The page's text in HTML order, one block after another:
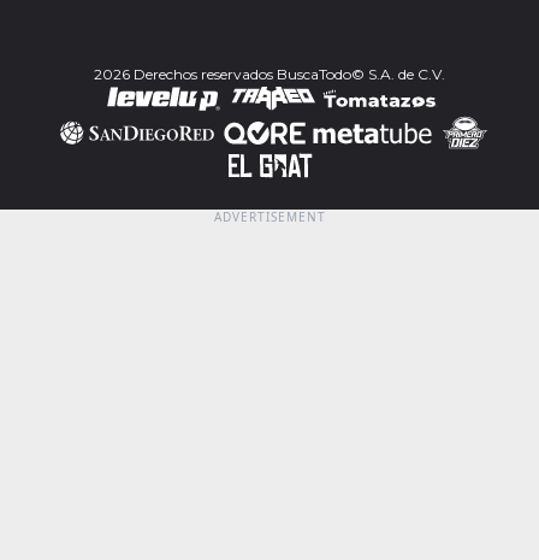
2026 Derechos reservados BuscaTodo© S.A. de C.V.